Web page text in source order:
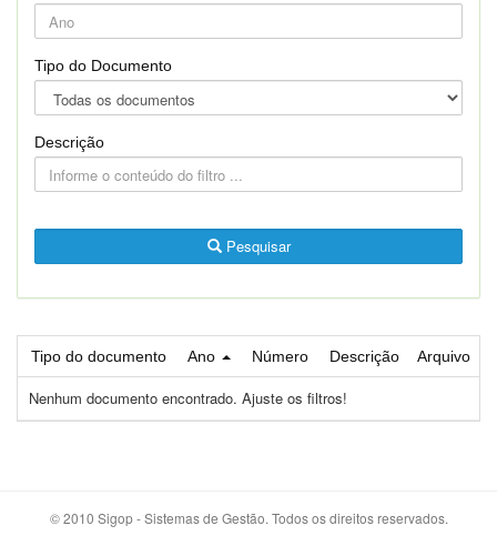
Tipo do Documento
Descrição
Pesquisar
Tipo do documento Ano Número Descrição Arquivo
Nenhum documento encontrado. Ajuste os filtros!
© 2010 Sigop - Sistemas de Gestão. Todos os direitos reservados.